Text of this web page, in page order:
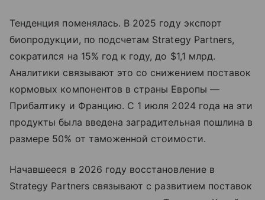
Тенденция поменялась. В 2025 году экспорт
биопродукции, по подсчетам Strategy Partners,
сократился на 15% год к году, до $1,1 млрд.
Аналитики связывают это со снижением поставок
кормовых компонентов в страны Европы —
Прибалтику и Францию. С 1 июля 2024 года на эти
продукты была введена заградительная пошлина в
размере 50% от таможенной стоимости.
Начавшееся в 2026 году восстановление в
Strategy Partners связывают с развитием поставок